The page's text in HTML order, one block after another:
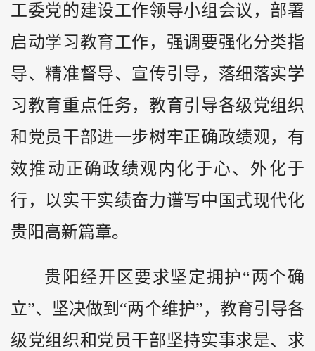
工委党的建设工作领导小组会议，部署
启动学习教育工作，强调要强化分类指
导、精准督导、宣传引导，落细落实学
习教育重点任务，教育引导各级党组织
和党员干部进一步树牢正确政绩观，有
效推动正确政绩观内化于心、外化于
行，以实干实绩奋力谱写中国式现代化
贵阳高新篇章。
贵阳经开区要求坚定拥护“两个确
立”、坚决做到“两个维护”，教育引导各
级党组织和党员干部坚持实事求是、求